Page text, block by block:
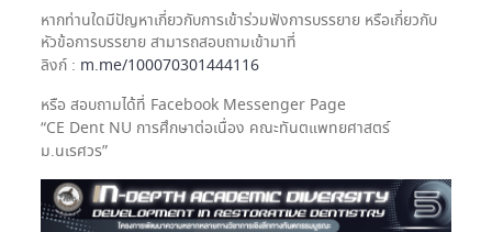
หากท่านใดมีปัญหาเกี่ยวกับการเข้าร่วมฟังการบรรยาย หรือเกี่ยวกับ
หัวข้อการบรรยาย สามารถสอบถามเข้ามาที่
ลิงก์ : m.me/100070301444116
หรือ สอบถามได้ที่ Facebook Messenger Page
“CE Dent NU การศึกษาต่อเนื่อง คณะทันตแพทยศาสตร์
ม.นเรศวร”